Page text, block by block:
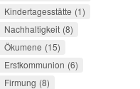
Kindertagesstätte 1
Nachhaltigkeit 8
Ökumene 15
Erstkommunion 6
Firmung 8